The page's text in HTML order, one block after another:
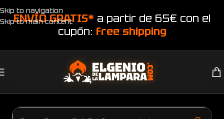
Skip to navigation
Skip to main content
ENVÍO GRATIS* a partir de 65€ con el
cupón: free shipping